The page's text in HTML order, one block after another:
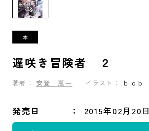
遅咲き冒険者 ２
著者： 安登 恵一 イラスト： ｂｏｂ
発売日 2015年02月20日